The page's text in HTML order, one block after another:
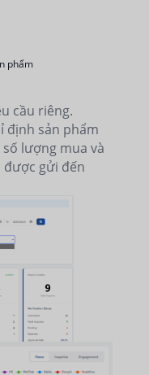
phẩm
cầu riêng.
định sản phẩm
lượng mua và
được gửi đến